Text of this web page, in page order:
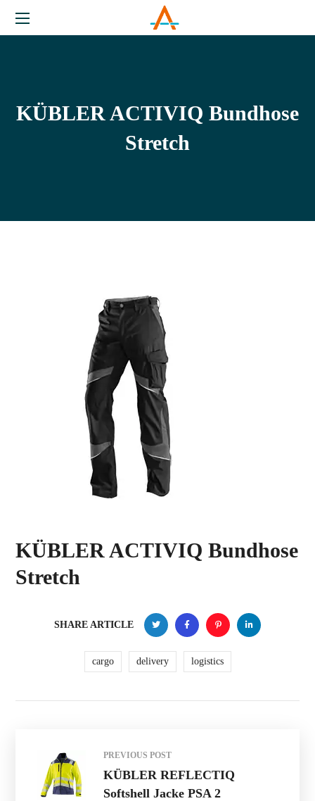
KÜBLER ACTIVIQ Bundhose
Stretch
KÜBLER ACTIVIQ Bundhose
Stretch
SHARE ARTICLE
cargo delivery logistics
PREVIOUS POST
KÜBLER REFLECTIQ
Softshell Jacke PSA 2